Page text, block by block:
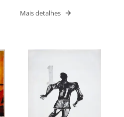
Mais detalhes